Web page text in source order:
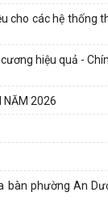
cho các hệ thống
hiệu quả -
NĂM 2026
bàn phường An